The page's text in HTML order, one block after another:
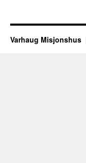
Varhaug Misjonshus